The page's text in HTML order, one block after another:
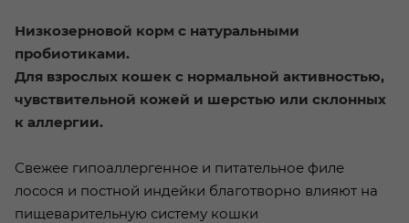
Низкозерновой корм с натуральными
пробиотиками.
Для взрослых кошек с нормальной активностью,
чувствительной кожей и шерстью или склонных
к аллергии.
Свежее гипоаллергенное и питательное филе
лосося и постной индейки благотворно влияют на
пищеварительную систему кошки